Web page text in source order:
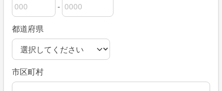
郵便番号の上3桁
-
郵便番号の下4桁
都道府県
市区町村